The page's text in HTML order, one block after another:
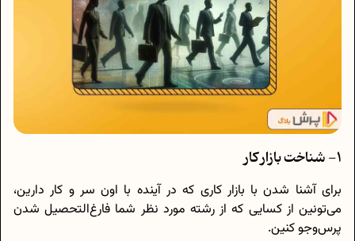
1- شناخت بازار کار
برای آشنا شدن با بازار کاری که در آینده با اون سر و کار دارین،
می‌تونین از کسایی که از رشته مورد نظر شما فارغ‌التحصیل شدن
پرس‌وجو کنین.